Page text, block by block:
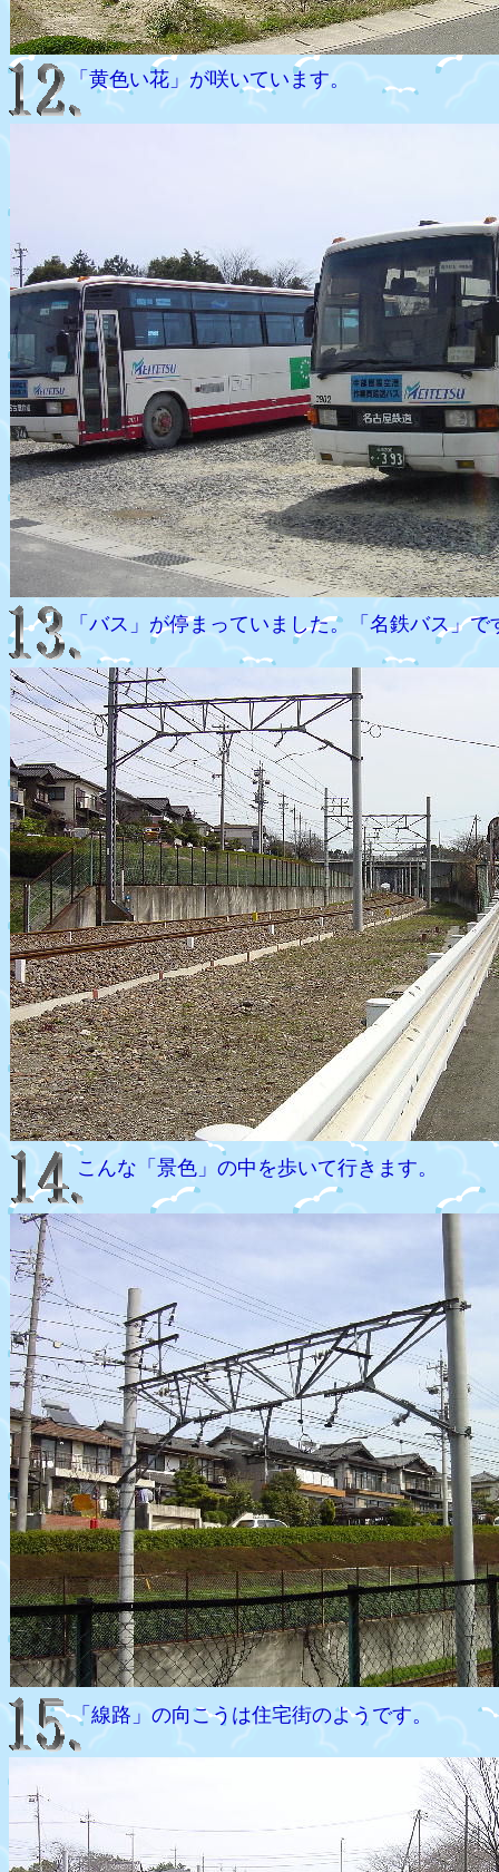
「黄色い花」が咲いています。
「バス」が停まっていました。「名鉄バス」で
こんな「景色」の中を歩いて行きます。
「線路」の向こうは住宅街のようです。